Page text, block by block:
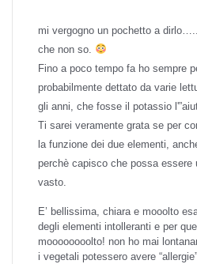
mi vergogno un pochetto a
che non so.
Fino a poco tempo fa ho sempre
probabilmente dettato da varie
gli anni, che fosse il potassio
Ti sarei veramente grata se per
la funzione dei due elementi,
perchè capisco che possa essere
vasto.
E’ bellissima, chiara e mooolto
degli elementi intolleranti e per
moooooooolto! non ho mai
i vegetali potessero avere “allergie”